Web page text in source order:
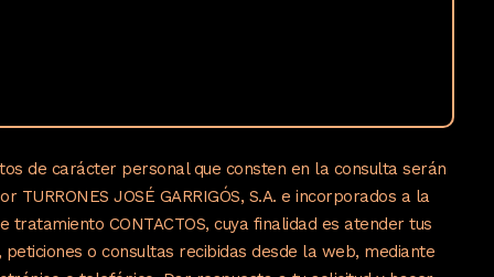
de carácter personal que consten en la consulta serán
TURRONES JOSÉ GARRIGÓS, S.A. e incorporados a la
tratamiento CONTACTOS, cuya finalidad es atender tus
peticiones o consultas recibidas desde la web, mediante